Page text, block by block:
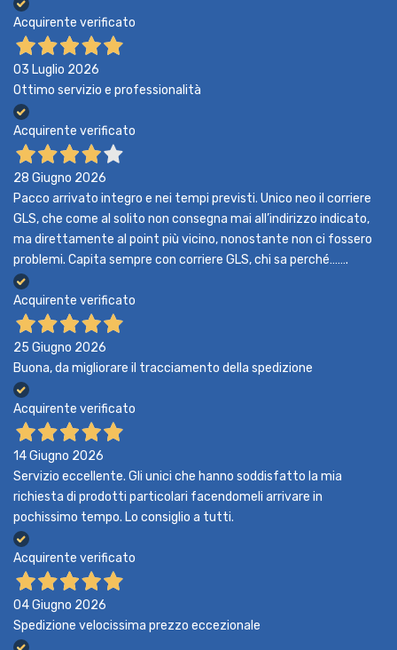
Acquirente verificato
03 Luglio 2026
Ottimo servizio e professionalità
Acquirente verificato
28 Giugno 2026
Pacco arrivato integro e nei tempi previsti. Unico neo il corriere
GLS, che come al solito non consegna mai all’indirizzo indicato,
ma direttamente al point più vicino, nonostante non ci fossero
problemi. Capita sempre con corriere GLS, chi sa perché…….
Acquirente verificato
25 Giugno 2026
Buona, da migliorare il tracciamento della spedizione
Acquirente verificato
14 Giugno 2026
Servizio eccellente. Gli unici che hanno soddisfatto la mia
richiesta di prodotti particolari facendomeli arrivare in
pochissimo tempo. Lo consiglio a tutti.
Acquirente verificato
04 Giugno 2026
Spedizione velocissima prezzo eccezionale